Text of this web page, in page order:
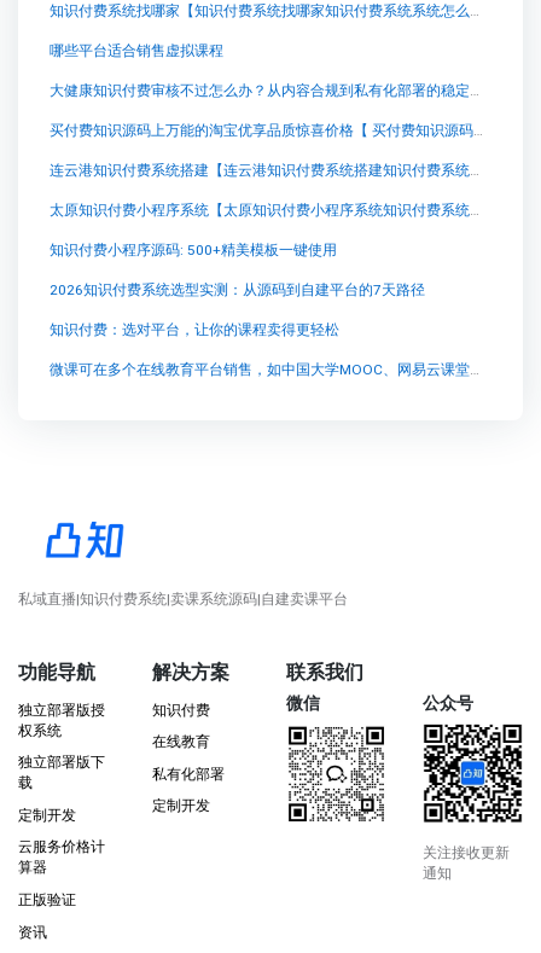
知识付费系统找哪家【知识付费系统找哪家知识付费系统系统怎么制作，知识付费系统搭建使用教程】
哪些平台适合销售虚拟课程
大健康知识付费审核不过怎么办？从内容合规到私有化部署的稳定交付思路
买付费知识源码上万能的淘宝优享品质惊喜价格【 买付费知识源码上万能的淘宝优享品质惊喜价格知识付费系统系统怎么制作，知识付费系统搭建使用教程】
连云港知识付费系统搭建【连云港知识付费系统搭建知识付费系统系统怎么制作，知识付费系统搭建使用教程】
太原知识付费小程序系统【太原知识付费小程序系统知识付费系统系统怎么制作，知识付费系统搭建使用教程】
知识付费小程序源码: 500+精美模板一键使用
2026知识付费系统选型实测：从源码到自建平台的7天路径
知识付费：选对平台，让你的课程卖得更轻松
微课可在多个在线教育平台销售，如中国大学MOOC、网易云课堂等。请根据具体需求选择合适的平台
私域直播|知识付费系统|卖课系统源码|自建卖课平台
功能导航
独立部署版授
权系统
独立部署版下
载
定制开发
云服务价格计
算器
正版验证
资讯
解决方案
知识付费
在线教育
私有化部署
定制开发
联系我们
微信 公众号
关注接收更新
通知